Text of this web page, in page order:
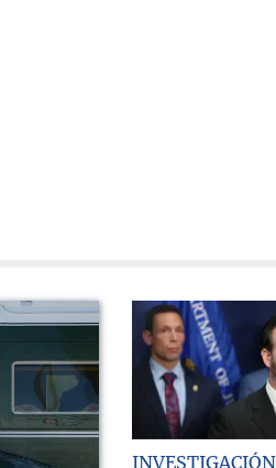
INVESTIGACIÓN